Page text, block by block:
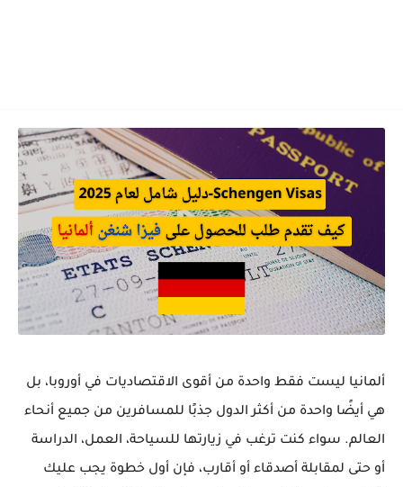
ألمانيا ليست فقط واحدة من أقوى الاقتصاديات في أوروبا، بل
هي أيضًا واحدة من أكثر الدول جذبًا للمسافرين من جميع أنحاء
العالم. سواء كنت ترغب في زيارتها للسياحة، العمل، الدراسة
أو حتى لمقابلة أصدقاء أو أقارب، فإن أول خطوة يجب عليك